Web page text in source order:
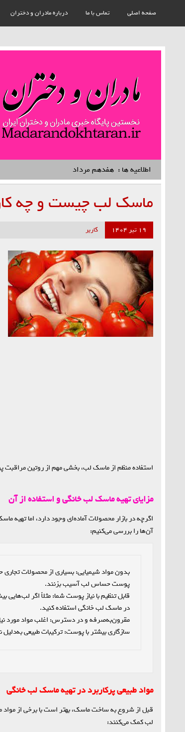
صفحه اصلی تماس با ما درباره مادران و دختران
اطلاعیه ها :هفدهم مرداد، روز پاسداشت صاحبان ق
ماسک لب چیست و چه
۱۹ تیر ۱۴۰۴ کاربر
استفاده منظم از ماسک لب، بخشی مهم از روتین مراقبت
مزایای تهیه ماسک لب خانگی و استفاده از آن
اگرچه در بازار محصولات آماده‌ای وجود دارد، اما تهیه
آن‌ها را بررسی می‌کنیم:
سازگاری بیشتر با پوست: ترکیبات طبیعی به‌دلیل نداشتن مواد شیمیایی معمولاً با انواع پوست سازگارترند.
مواد طبیعی پرکاربرد در تهیه ماسک لب خانگی
قبل از شروع به ساخت ماسک، بهتر است با برخی از مواد
لب کمک می‌کنند: